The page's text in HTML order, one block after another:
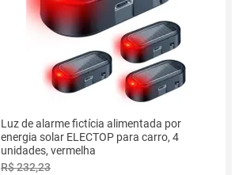
Luz de alarme fictícia alimentada por
energia solar ELECTOP para carro, 4
unidades, vermelha
R$ 232,23